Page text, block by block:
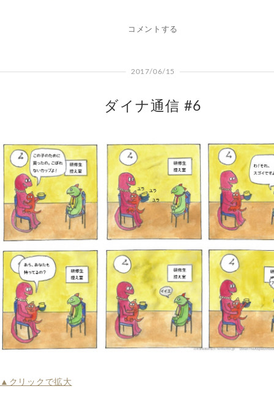
コメントする
2017/06/15
ダイナ通信 #6
▲クリックで拡大